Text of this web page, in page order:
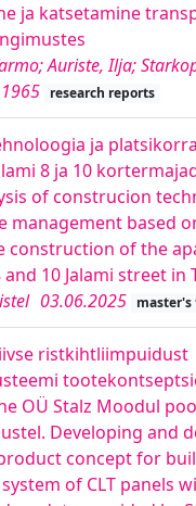
ja katsetamine
Auriste, Ilja;
1965 research reports
ja
8 ja 10
of construcion
management based
construction of the
10 Jalami street in
03.06.2025 master's
ristkihtliimpuidust
OÜ Stalz Moodul
Developing and
concept for
of CLT panels